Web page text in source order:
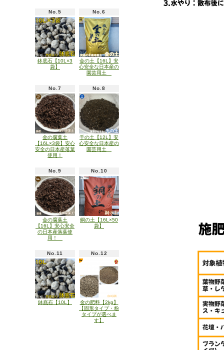
No.5
鉢底石【10L×3
袋】
No.6
金の土【16L】安
心安全な日本産の
園芸用土
No.7
金の腐葉土
【16L×3袋】安心
安全の日本産落葉
使用！
No.8
千の土【12L】安
心安全な日本産の
園芸用土
No.9
金の腐葉土
【16L】安心安全
の日本産落葉使
用！
No.10
銅の土【16L×50
袋】
No.11
鉢底石【10L】
No.12
金の肥料【2kg】
【固形タイプ・粉
タイプが選べま
す】